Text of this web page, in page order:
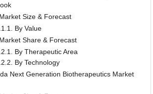
Size & Forecast
By Value
Share & Forecast
By Therapeutic Area
By Technology
Next Generation Biotherapeutics Market